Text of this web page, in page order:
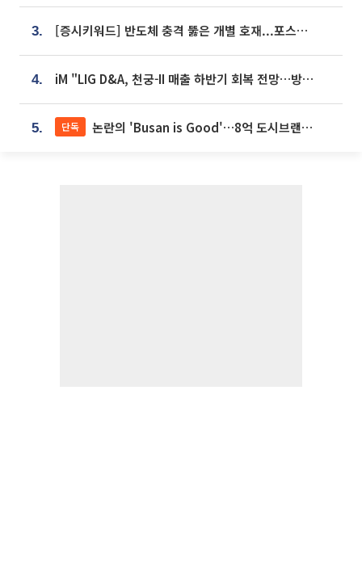
3. [증시키워드] 반도체 충격 뚫은 개별 호재...포스코퓨처엠·에코프로·한화솔루션 '눈길'
4. iM "LIG D&A, 천궁-II 매출 하반기 회복 전망…방산 톱픽 유지"
5. 단독 논란의 'Busan is Good'…8억 도시브랜드, 용산 대통령실 CI 업체가 수행